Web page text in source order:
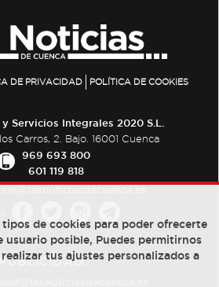
DE PRIVACIDAD POLÍTICA DE COOKIES
Servicios Integrales 2020 S.L.
Carros, 2. Bajo. 16001 Cuenca
969 693 800
601 119 818
PUBLICIDAD:
de cookies para poder ofrecerte
usuario posible, Puedes permitirnos
tus ajustes personalizados a